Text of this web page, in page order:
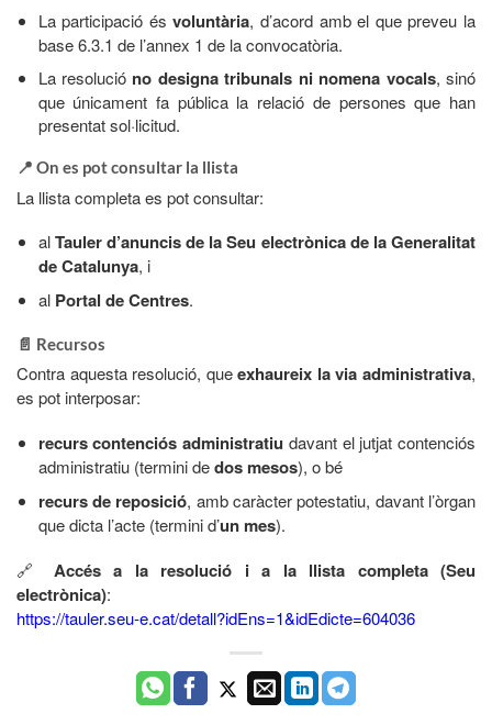
La participació ésvoluntària, d’acord amb el que preveu la
base 6.3.1 de l’annex 1 de la convocatòria.
La resolució no designa tribunals ni nomena vocals, sinó
que únicament fa pública la relació de persones que han
presentat sol·licitud.
📍 On es pot consultar la llista
La llista completa es pot consultar:
alTauler d’anuncis de la Seu electrònica de la Generalitat
de Catalunya, i
al Portal de Centres.
📄 Recursos
Contra aquesta resolució, queexhaureix la via administrativa,
es pot interposar:
recurs contenciós administratiu davant el jutjat contenciós
administratiu (termini dedos mesos), o bé
recurs de reposició, amb caràcter potestatiu, davant l’òrgan
que dicta l’acte (termini d’un mes).
🔗 Accés a la resolució i a la llista completa (Seu
electrònica):
https://tauler.seu-e.cat/detall?idEns=1&idEdicte=604036